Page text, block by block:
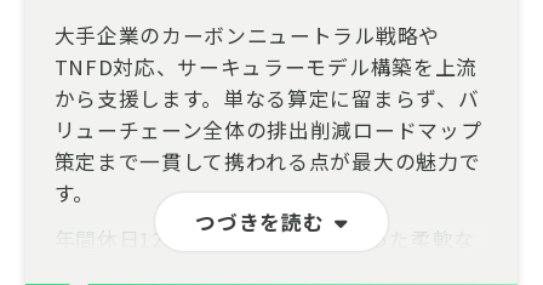
つづきを読む
大手企業のカーボンニュートラル戦略や
TNFD対応、サーキュラーモデル構築を上流
から支援します。単なる算定に留まらず、バ
リューチェーン全体の排出削減ロードマップ
策定まで一貫して携われる点が最大の魅力で
す。
年間休日125日、在宅勤務可といった柔軟な